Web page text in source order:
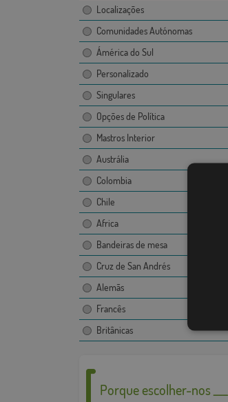
Localizações
Comunidades Autónomas
Ámérica do Sul
Personalizado
Singulares
Opções de Política
Mastros Interior
Austrália
Colombia
Chile
Africa
Bandeiras de mesa
Cruz de San Andrés
Alemãs
Francês
Britânicas
Porque escolher-nos ___